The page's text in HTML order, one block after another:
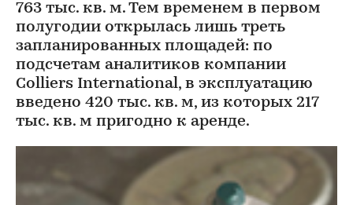
763 тыс. кв. м. Тем временем в первом
полугодии открылась лишь треть
запланированных площадей: по
подсчетам аналитиков компании
Colliers International, в эксплуатацию
введено 420 тыс. кв. м, из которых 217
тыс. кв. м пригодно к аренде.